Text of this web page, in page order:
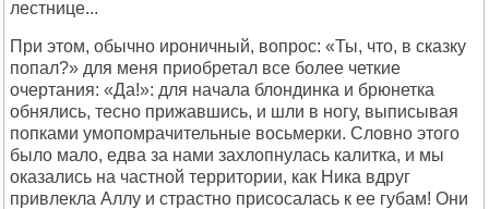
лестнице...
При этом, обычно ироничный, вопрос: «Ты, что, в сказку
попал?» для меня приобретал все более четкие
очертания: «Да!»: для начала блондинка и брюнетка
обнялись, тесно прижавшись, и шли в ногу, выписывая
попками умопомрачительные восьмерки. Словно этого
было мало, едва за нами захлопнулась калитка, и мы
оказались на частной территории, как Ника вдруг
привлекла Аллу и страстно присосалась к ее губам! Они